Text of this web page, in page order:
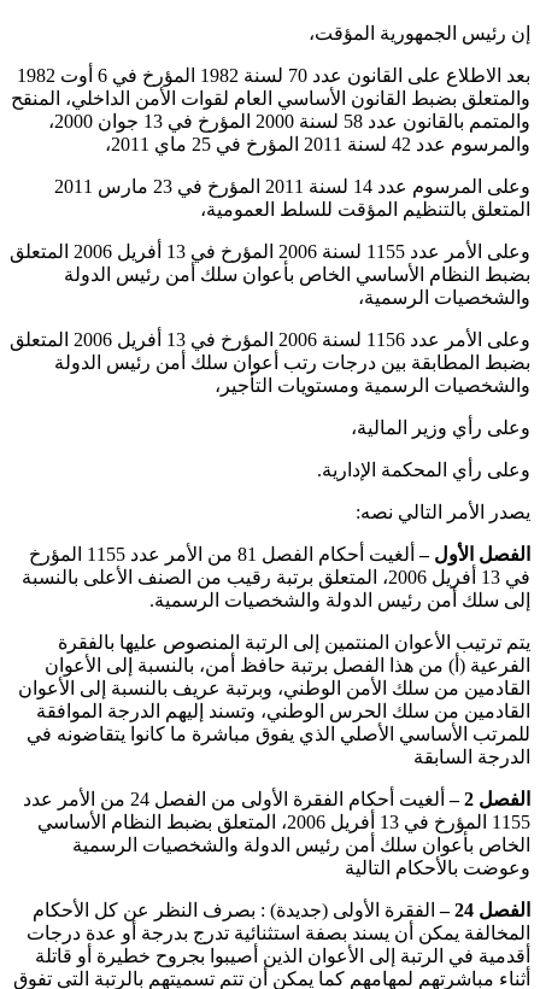
إن رئيس الجمهورية المؤقت،
بعد الاطلاع على القانون عدد 70 لسنة 1982 المؤرخ في 6 أوت 1982
والمتعلق بضبط القانون الأساسي العام لقوات الأمن الداخلي، المنقح
والمتمم بالقانون عدد 58 لسنة 2000 المؤرخ في 13 جوان 2000،
والمرسوم عدد 42 لسنة 2011 المؤرخ في 25 ماي 2011،
وعلى المرسوم عدد 14 لسنة 2011 المؤرخ في 23 مارس 2011
المتعلق بالتنظيم المؤقت للسلط العمومية،
وعلى الأمر عدد 1155 لسنة 2006 المؤرخ في 13 أفريل 2006 المتعلق
بضبط النظام الأساسي الخاص بأعوان سلك أمن رئيس الدولة
والشخصيات الرسمية،
وعلى الأمر عدد 1156 لسنة 2006 المؤرخ في 13 أفريل 2006 المتعلق
بضبط المطابقة بين درجات رتب أعوان سلك أمن رئيس الدولة
والشخصيات الرسمية ومستويات التأجير،
وعلى رأي وزير المالية،
وعلى رأي المحكمة الإدارية.
يصدر الأمر التالي نصه:
الفصل الأول –
ألغيت أحكام الفصل 81 من الأمر عدد 1155 المؤرخ
في 13 أفريل 2006، المتعلق برتبة رقيب من الصنف الأعلى بالنسبة
إلى سلك أمن رئيس الدولة والشخصيات الرسمية.
يتم ترتيب الأعوان المنتمين إلى الرتبة المنصوص عليها بالفقرة
الفرعية (أ) من هذا الفصل برتبة حافظ أمن، بالنسبة إلى الأعوان
القادمين من سلك الأمن الوطني، وبرتبة عريف بالنسبة إلى الأعوان
القادمين من سلك الحرس الوطني، وتسند إليهم الدرجة الموافقة
للمرتب الأساسي الأصلي الذي يفوق مباشرة ما كانوا يتقاضونه في
الدرجة السابقة
الفصل 2 –
ألغيت أحكام الفقرة الأولى من الفصل 24 من الأمر عدد
1155 المؤرخ في 13 أفريل 2006، المتعلق بضبط النظام الأساسي
الخاص بأعوان سلك أمن رئيس الدولة والشخصيات الرسمية
وعوضت بالأحكام التالية
الفصل 24 –الفقرة الأولى (جديدة) : بصرف النظر عن كل الأحكام
المخالفة يمكن أن يسند بصفة استثنائية تدرج بدرجة أو عدة درجات
أقدمية في الرتبة إلى الأعوان الذين أصيبوا بجروح خطيرة أو قاتلة
أثناء مباشرتهم لمهامهم كما يمكن أن تتم تسميتهم بالرتبة التي تفوق